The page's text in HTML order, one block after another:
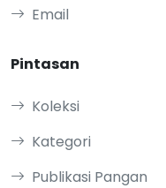
Email
Pintasan
Koleksi
Kategori
Publikasi Pangan